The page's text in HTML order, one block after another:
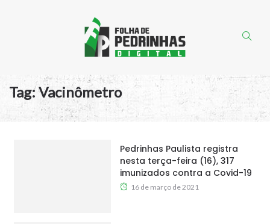
Tag:Vacinômetro
Pedrinhas Paulista registra
nesta terça-feira (16), 317
imunizados contra a Covid-19
16 de março de 2021